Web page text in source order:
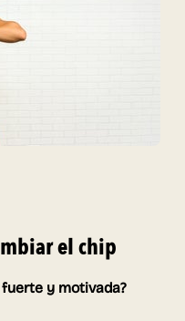
el chip
y motivada?